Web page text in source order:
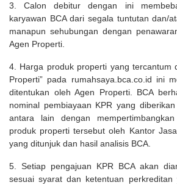
3. Calon debitur dengan ini
karyawan BCA dari segala tuntutan dan/
manapun sehubungan dengan
Agen Properti.
4. Harga produk properti yang tercantum
Properti” pada rumahsaya.bca.co.id ini
ditentukan oleh Agen Properti. BCA
nominal pembiayaan KPR yang
antara lain dengan
produk properti tersebut oleh Kantor
yang ditunjuk dan hasil analisis BCA.
5. Setiap pengajuan KPR BCA akan
sesuai syarat dan ketentuan